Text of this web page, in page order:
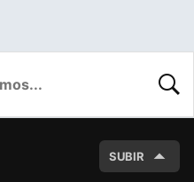
SUBIR